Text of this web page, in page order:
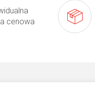
cenowa